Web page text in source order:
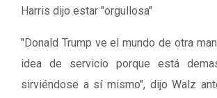
Harris dijo estar "orgullosa"
"Donald Trump ve el mundo de otra
idea de servicio porque está
sirviéndose a sí mismo", dijo Walz